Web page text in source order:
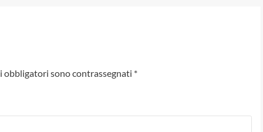
obbligatori sono contrassegnati *